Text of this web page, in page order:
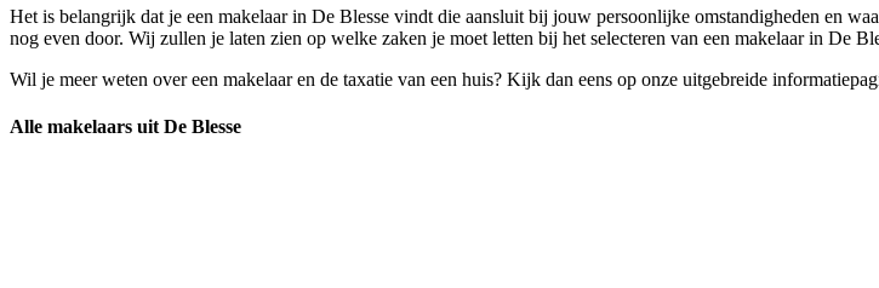
Het is belangrijk dat je een makelaar in De Blesse vindt die aansluit bij jouw persoonlijke omstandigheden en
nog even door. Wij zullen je laten zien op welke zaken je moet letten bij het selecteren van een makelaar in De
Wil je meer weten over een makelaar en de taxatie van een huis? Kijk dan eens op onze uitgebreide
Alle makelaars uit De Blesse